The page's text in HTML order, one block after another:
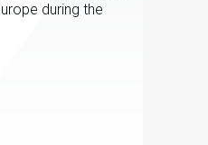
during the